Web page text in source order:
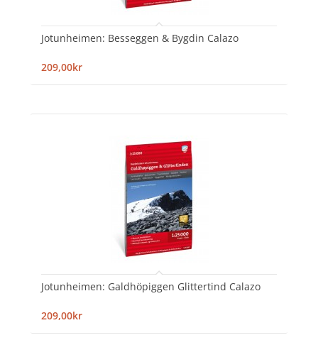
Jotunheimen: Besseggen & Bygdin Calazo
209,00kr
Jotunheimen: Galdhöpiggen Glittertind Calazo
209,00kr